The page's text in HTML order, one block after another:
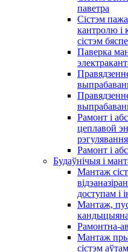
паветра
Сістэм
кантролю і
сістэм
Паверка
Рамонт і
цеплавой
Рамонт і
Будаўнічыя і
Мантаж
доступам і
Мантаж,
Рамонтна-
Мантаж
сістэм